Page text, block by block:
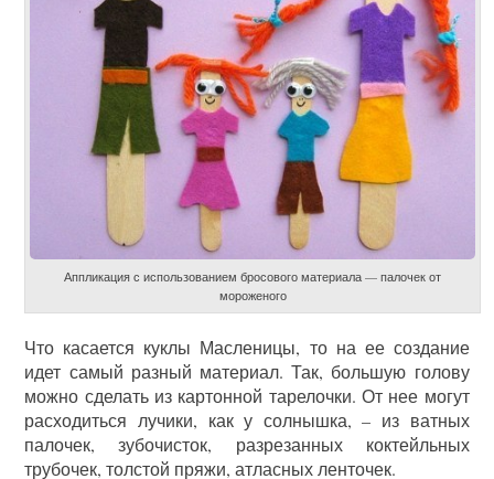
Аппликация с использованием бросового материала — палочек от
мороженого
Что касается куклы Масленицы, то на ее создание
идет самый разный материал. Так, большую голову
можно сделать из картонной тарелочки. От нее могут
расходиться лучики, как у солнышка, – из ватных
палочек, зубочисток, разрезанных коктейльных
трубочек, толстой пряжи, атласных ленточек.